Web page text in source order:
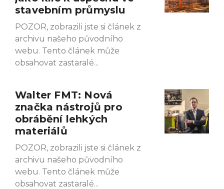
stavebním průmyslu
POZOR, zobrazili jste si článek z
archivu našeho původního
webu. Tento článek může
obsahovat zastaralé
Walter FMT: Nová
značka nástrojů pro
obrábění lehkých
materiálů
POZOR, zobrazili jste si článek z
archivu našeho původního
webu. Tento článek může
obsahovat zastaralé